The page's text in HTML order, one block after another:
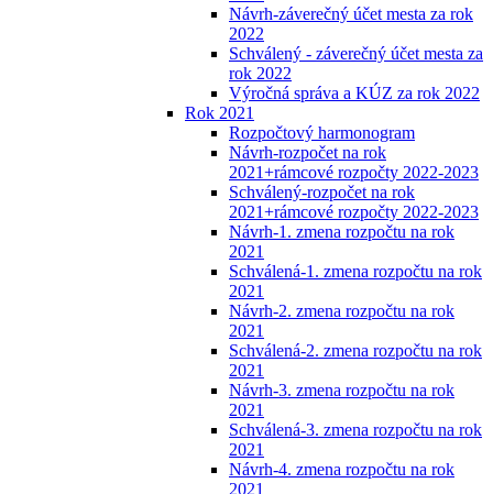
Návrh-záverečný účet mesta za rok
2022
Schválený - záverečný účet mesta za
rok 2022
Výročná správa a KÚZ za rok 2022
Rok 2021
Rozpočtový harmonogram
Návrh-rozpočet na rok
2021+rámcové rozpočty 2022-2023
Schválený-rozpočet na rok
2021+rámcové rozpočty 2022-2023
Návrh-1. zmena rozpočtu na rok
2021
Schválená-1. zmena rozpočtu na rok
2021
Návrh-2. zmena rozpočtu na rok
2021
Schválená-2. zmena rozpočtu na rok
2021
Návrh-3. zmena rozpočtu na rok
2021
Schválená-3. zmena rozpočtu na rok
2021
Návrh-4. zmena rozpočtu na rok
2021